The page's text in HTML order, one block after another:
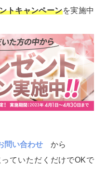
トキャンペーンを実施中
問い合わせから
ていただくだけでOKで